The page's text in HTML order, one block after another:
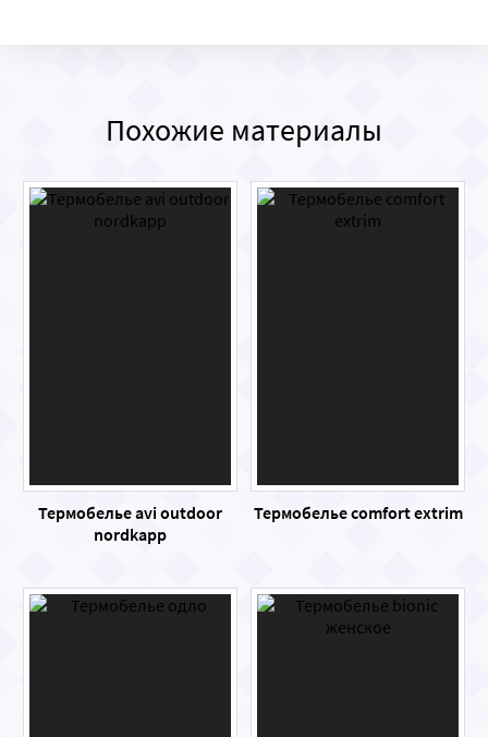
Похожие материалы
Термобелье avi outdoor
nordkapp
Термобелье comfort extrim